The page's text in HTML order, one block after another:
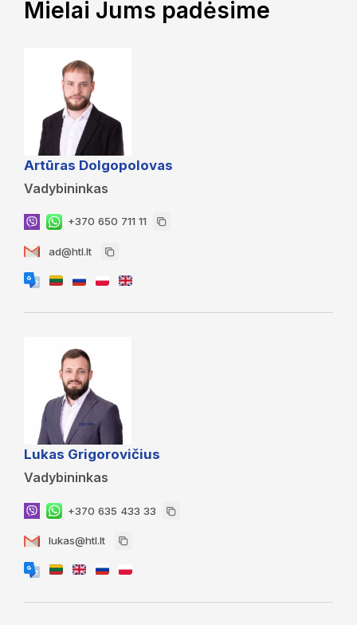
Mielai Jums padėsime
Artūras Dolgopolovas
Vadybininkas
+370 650 711 11
ad@htl.lt
Lukas Grigorovičius
Vadybininkas
+370 635 433 33
lukas@htl.lt